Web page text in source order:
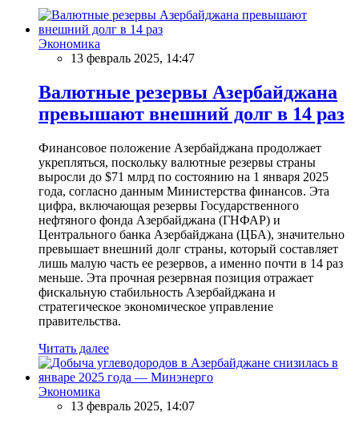
Экономика
13 февраль 2025, 14:47
Валютные резервы Азербайджана
превышают внешний долг в 14 раз
Финансовое положение Азербайджана продолжает
укрепляться, поскольку валютные резервы страны
выросли до $71 млрд по состоянию на 1 января 2025
года, согласно данным Министерства финансов. Эта
цифра, включающая резервы Государственного
нефтяного фонда Азербайджана (ГНФАР) и
Центрального банка Азербайджана (ЦБА), значительно
превышает внешний долг страны, который составляет
лишь малую часть ее резервов, а именно почти в 14 раз
меньше. Эта прочная резервная позиция отражает
фискальную стабильность Азербайджана и
стратегическое экономическое управление
правительства.
Читать далее
Экономика
13 февраль 2025, 14:07